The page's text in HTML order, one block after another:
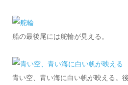
船の最後尾には舵輪が見える。
青い空、青い海に白い帆が映える。